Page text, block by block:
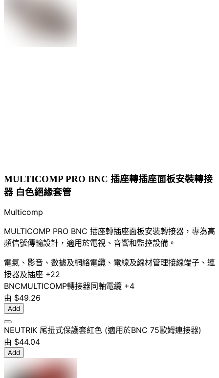
MULTICOMP PRO BNC 插座轉插座面板安裝轉接
器 白色絕緣套管
Multicomp
MULTICOMP PRO BNC 插座轉插座面板安裝轉接器，專為高
頻信號傳輸設計，適用於電視、音響和監控設備。
電氣、影音、數據及網絡電纜、電線及線材管理接線端子、連
接器及插座 +22
BNCMULTICOMP轉接器同軸電纜 +4
由 $49.26
Add
NEUTRIK 尾扭式保護套紅色 (適用於BNC 75歐姆連接器)
由 $44.04
Add